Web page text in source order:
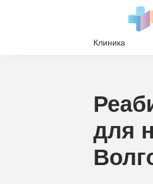
Клиника
для